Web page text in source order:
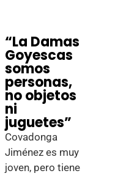
“La Damas
Goyescas
somos
personas,
no objetos
ni
juguetes”
Covadonga
Jiménez es muy
joven, pero tiene